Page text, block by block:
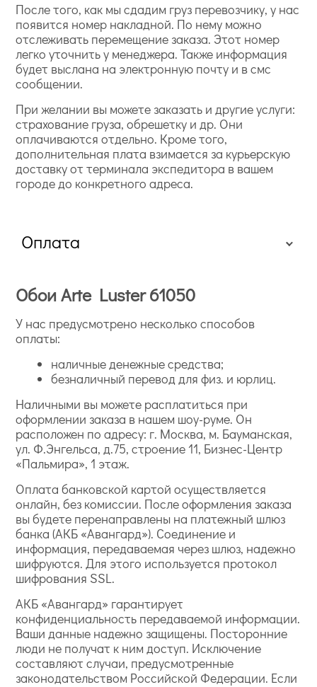
После того, как мы сдадим груз перевозчику, у нас
появится номер накладной. По нему можно
отслеживать перемещение заказа. Этот номер
легко уточнить у менеджера. Также информация
будет выслана на электронную почту и в смс
сообщении.
При желании вы можете заказать и другие услуги:
страхование груза, обрешетку и др. Они
оплачиваются отдельно. Кроме того,
дополнительная плата взимается за курьерскую
доставку от терминала экспедитора в вашем
городе до конкретного адреса.
Оплата
Обои Arte Luster 61050
У нас предусмотрено несколько способов
оплаты:
наличные денежные средства;
безналичный перевод для физ. и юрлиц.
Наличными вы можете расплатиться при
оформлении заказа в нашем шоу-руме. Он
расположен по адресу: г. Москва, м. Бауманская,
ул. Ф.Энгельса, д.75, строение 11, Бизнес-Центр
«Пальмира», 1 этаж.
Оплата банковской картой осуществляется
онлайн, без комиссии. После оформления заказа
вы будете перенаправлены на платежный шлюз
банка (АКБ «Авангард»). Соединение и
информация, передаваемая через шлюз, надежно
шифруются. Для этого используется протокол
шифрования SSL.
АКБ «Авангард» гарантирует
конфиденциальность передаваемой информации.
Ваши данные надежно защищены. Посторонние
люди не получат к ним доступ. Исключение
составляют случаи, предусмотренные
законодательством Российской Федерации. Если